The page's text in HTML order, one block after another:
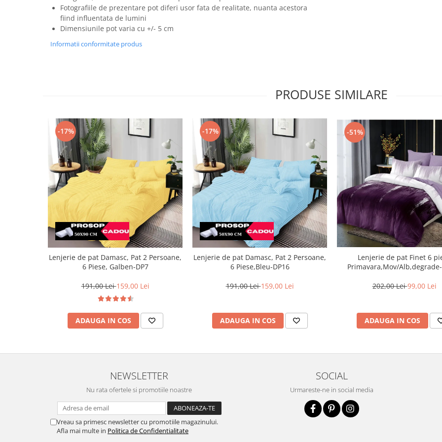
Fotografiile de prezentare pot diferi usor fata de realitate, nuanta acestora
fiind influentata de lumini
Dimensiunile pot varia cu +/- 5 cm
Informatii conformitate produs
PRODUSE SIMILARE
-17%
Lenjerie de pat Damasc, Pat 2 Persoane,
6 Piese, Galben-DP7
191,00 Lei159,00 Lei
ADAUGA IN COS
-17%
Lenjerie de pat Damasc, Pat 2 Persoane,
6 Piese,Bleu-DP16
191,00 Lei159,00 Lei
ADAUGA IN COS
-51%
Lenjerie de pat Finet 6
Primavara,Mov/
202,00 Lei99,00 Lei
ADAUGA IN COS
NEWSLETTER
Nu rata ofertele si promotiile noastre
Vreau sa primesc newsletter cu promotiile magazinului.
Afla mai multe in Politica de Confidentialitate
SOCIAL
Urmareste-ne in social media